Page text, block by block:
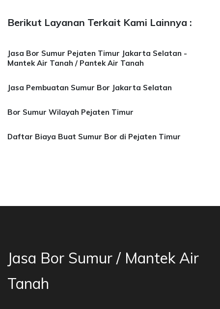
Berikut Layanan Terkait Kami Lainnya :
Jasa Bor Sumur Pejaten Timur Jakarta Selatan -
Mantek Air Tanah / Pantek Air Tanah
Jasa Pembuatan Sumur Bor Jakarta Selatan
Bor Sumur Wilayah Pejaten Timur
Daftar Biaya Buat Sumur Bor di Pejaten Timur
Jasa Bor Sumur / Mantek Air
Tanah